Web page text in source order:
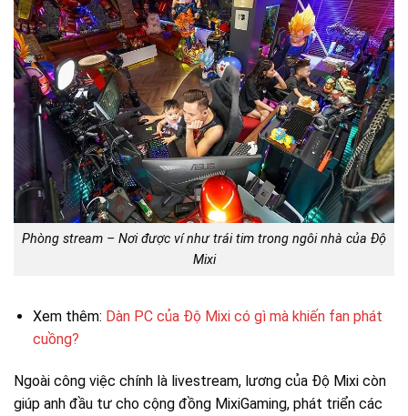
Phòng stream – Nơi được ví như trái tim trong ngôi nhà của Độ
Mixi
Xem thêm: Dàn PC của Độ Mixi có gì mà khiến fan phát
cuồng?
Ngoài công việc chính là livestream, lương của Độ Mixi còn
giúp anh đầu tư cho cộng đồng MixiGaming, phát triển các